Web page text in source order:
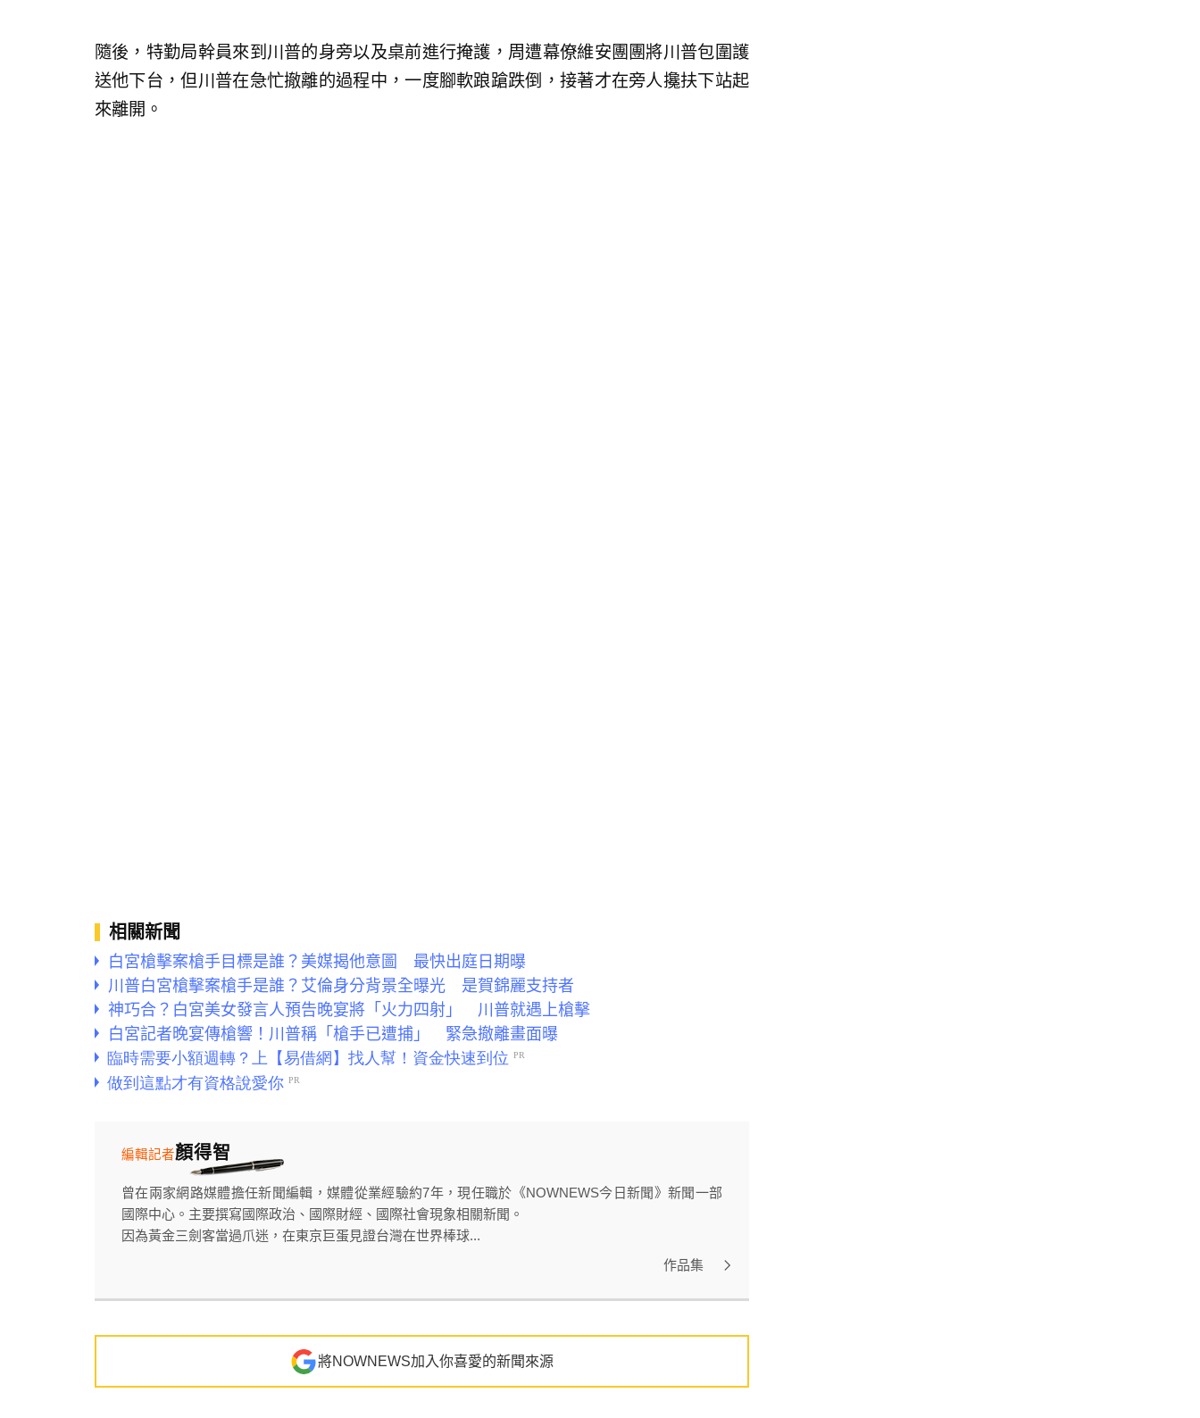
隨後，特勤局幹員來到川普的身旁以及桌前進行掩護，周遭幕僚維安團團將川普包圍護
送他下台，但川普在急忙撤離的過程中，一度腳軟踉蹌跌倒，接著才在旁人攙扶下站起
來離開。
相關新聞
白宮槍擊案槍手目標是誰？美媒揭他意圖 最快出庭日期曝
川普白宮槍擊案槍手是誰？艾倫身分背景全曝光 是賀錦麗支持者
神巧合？白宮美女發言人預告晚宴將「火力四射」 川普就遇上槍擊
白宮記者晚宴傳槍響！川普稱「槍手已遭捕」 緊急撤離畫面曝
顏得智
編輯記者
曾在兩家網路媒體擔任新聞編輯，媒體從業經驗約7年，現任職於《NOWNEWS今日新聞》新聞一部
國際中心。主要撰寫國際政治、國際財經、國際社會現象相關新聞。
因為黃金三劍客當過爪迷，在東京巨蛋見證台灣在世界棒球...
作品集
將NOWNEWS加入你喜愛的新聞來源